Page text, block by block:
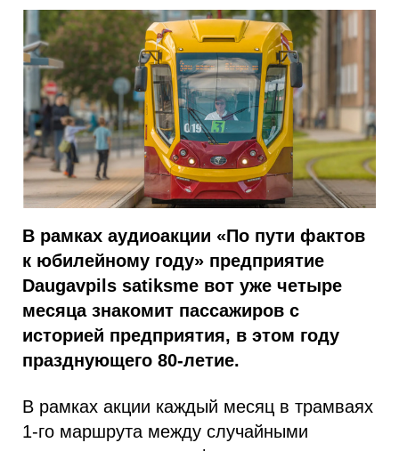
В рамках аудиоакции «По пути фактов
к юбилейному году» предприятие
Daugavpils satiksme вот уже четыре
месяца знакомит пассажиров с
историей предприятия, в этом году
празднующего 80-летие.
В рамках акции каждый месяц в трамваях
1-го маршрута между случайными